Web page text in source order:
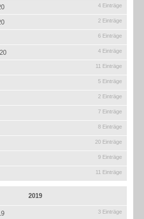
4 Einträge
2 Einträge
6 Einträge
4 Einträge
11 Einträge
5 Einträge
2 Einträge
7 Einträge
8 Einträge
20 Einträge
9 Einträge
11 Einträge
2019
3 Einträge